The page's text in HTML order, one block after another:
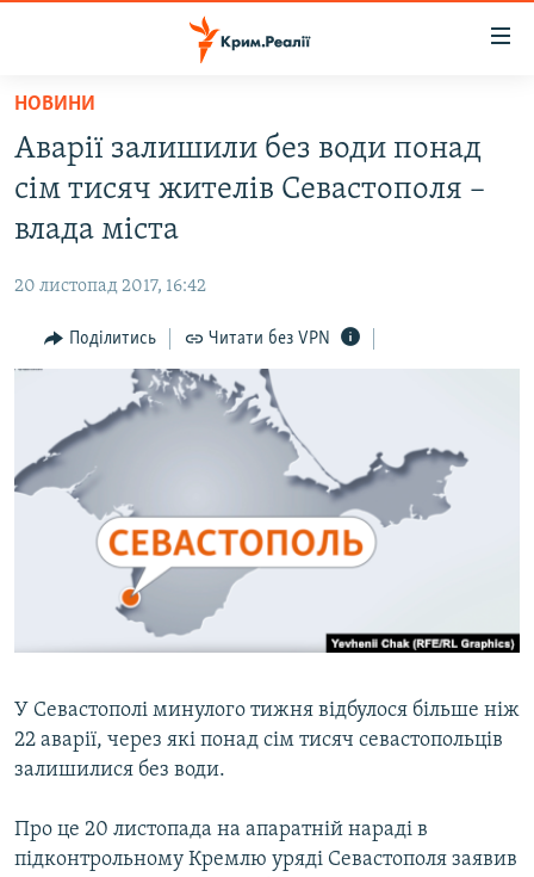
Перейти
основного
матеріалу
до
основної
Перейти
до
ВОДА.КРИМ
ВІДЕО ТА ФОТО
БЛОГИ
ПОГЛЯД
ВСЕ ЗА ДЕНЬ
СПЕЦПРОЕКТИ
ДЕПОРТАЦІЯ
ВІДЕОУРОКИ «ELIFBE»
СВІДЧЕННЯ ОКУПАЦІЇ
УКРАЇНСЬКА ПРОБЛЕМА КРИМУ
ЯК ОБІЙТИ БЛОКУВАННЯ
НОВИНИ
Аварії залишили без води понад
сім тисяч жителів Севастополя –
влада міста
20 листопад 2017, 16:42
Поділитись Читати без VPN
У Севастополі минулого тижня відбулося більше ніж
22 аварії, через які понад сім тисяч севастопольців
залишилися без води.
Про це 20 листопада на апаратній нараді в
підконтрольному Кремлю уряді Севастополя заявив